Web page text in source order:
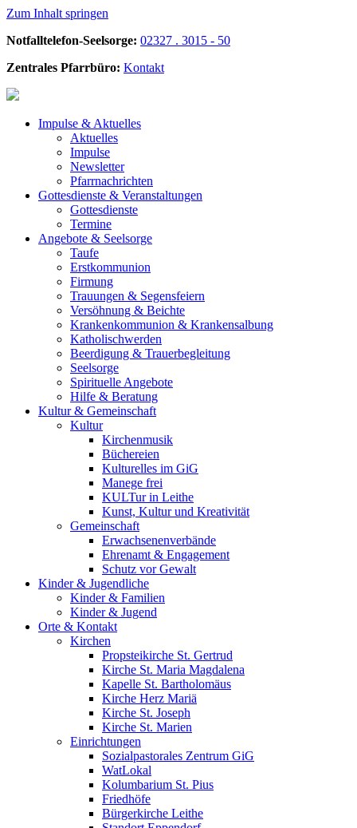
Zum Inhalt springen
Notfalltelefon-Seelsorge: 02327 . 3015 - 50
Zentrales Pfarrbüro: Kontakt
Impulse & Aktuelles
Aktuelles
Impulse
Newsletter
Pfarrnachrichten
Gottesdienste & Veranstaltungen
Gottesdienste
Termine
Angebote & Seelsorge
Taufe
Erstkommunion
Firmung
Trauungen & Segensfeiern
Versöhnung & Beichte
Krankenkommunion & Krankensalbung
Katholischwerden
Beerdigung & Trauerbegleitung
Seelsorge
Spirituelle Angebote
Hilfe & Beratung
Kultur & Gemeinschaft
Kultur
Kirchenmusik
Büchereien
Kulturelles im GiG
Manege frei
KULTur in Leithe
Kunst, Kultur und Kreativität
Gemeinschaft
Erwachsenenverbände
Ehrenamt & Engagement
Schutz vor Gewalt
Kinder & Jugendliche
Kinder & Familien
Kinder & Jugend
Orte & Kontakt
Kirchen
Propsteikirche St. Gertrud
Kirche St. Maria Magdalena
Kapelle St. Bartholomäus
Kirche Herz Mariä
Kirche St. Joseph
Kirche St. Marien
Einrichtungen
Sozialpastorales Zentrum GiG
WatLokal
Kolumbarium St. Pius
Friedhöfe
Bürgerkirche Leithe